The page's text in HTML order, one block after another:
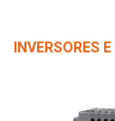
INVERSORES